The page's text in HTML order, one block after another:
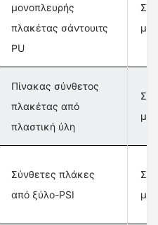
μονοπλευρής
πλακέτας σάντουιτς
PU
με
Πίνακας σύνθετος
πλακέτας από
πλαστική ύλη
με
Σύνθετες πλάκες
από ξύλο-PSI
με